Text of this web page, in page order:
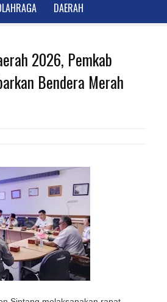
DAERAH
2026, Pemkab
Bendera Merah